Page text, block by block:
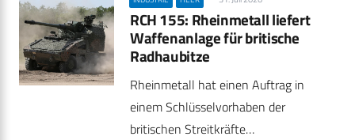
RCH 155: Rheinmetall liefert
Waffenanlage für britische
Radhaubitze
Rheinmetall hat einen Auftrag in
einem Schlüsselvorhaben der
britischen Streitkräfte…